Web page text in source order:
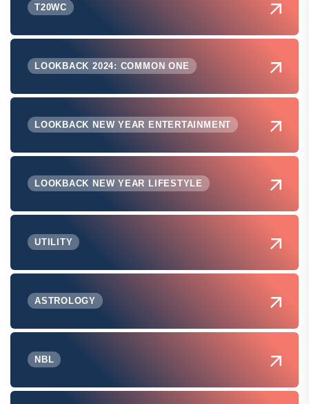
T20WC
LOOKBACK 2024: COMMON ONE
LOOKBACK NEW YEAR ENTERTAINMENT
LOOKBACK NEW YEAR LIFESTYLE
UTILITY
ASTROLOGY
NBL